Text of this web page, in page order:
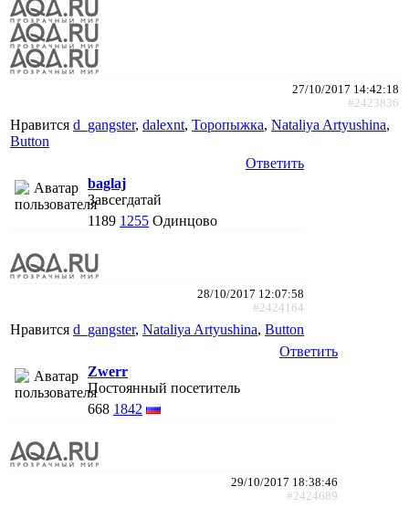
27/10/2017 14:42:18
#2423836
Нравится d_gangster, dalexnt, Торопыжка, Nataliya Artyushina,
Button
Ответить
baglaj
Завсегдатай
1189 1255 Одинцово
28/10/2017 12:07:58
#2424164
Нравится d_gangster, Nataliya Artyushina, Button
Ответить
Zwerr
Постоянный посетитель
668 1842
29/10/2017 18:38:46
#2424689